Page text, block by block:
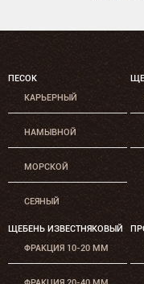
ПЕСОК
КАРЬЕРНЫЙ
НАМЫВНОЙ
МОРСКОЙ
СЕЯНЫЙ
ЩЕБЕНЬ ИЗВЕСТНЯКОВЫЙ
ФРАКЦИЯ 10-20 ММ